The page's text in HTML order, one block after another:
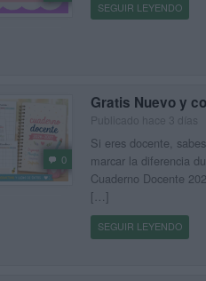
SEGUIR LEYENDO
0
Gratis Nuevo y
Si eres docente,
marcar la diferencia
Cuaderno Docente
[…]
SEGUIR LEYENDO